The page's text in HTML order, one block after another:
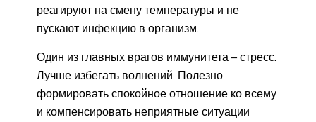
реагируют на смену температуры и не
пускают инфекцию в организм.
Один из главных врагов иммунитета – стресс.
Лучше избегать волнений. Полезно
формировать спокойное отношение ко всему
и компенсировать неприятные ситуации